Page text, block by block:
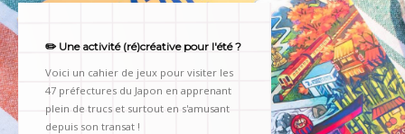
✏️ Une activité (ré)créative pour l'été ?
Voici un cahier de jeux pour visiter les
47 préfectures du Japon en apprenant
plein de trucs et surtout en s'amusant
depuis son transat !